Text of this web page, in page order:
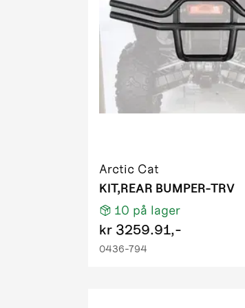
Arctic Cat
KIT,REAR BUMPER-TRV
10 på lager
kr 3259.91,-
0436-794